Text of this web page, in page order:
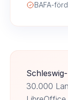
BAFA-
30.000